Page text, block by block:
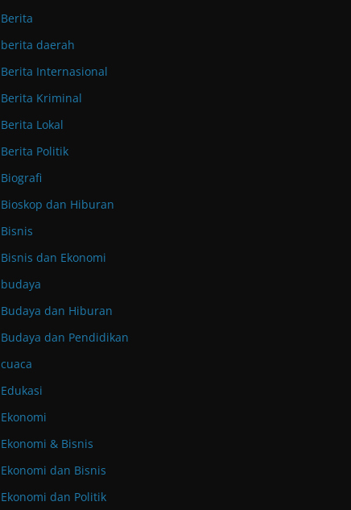
Berita
berita daerah
Berita Internasional
Berita Kriminal
Berita Lokal
Berita Politik
Biografi
Bioskop dan Hiburan
Bisnis
Bisnis dan Ekonomi
budaya
Budaya dan Hiburan
Budaya dan Pendidikan
cuaca
Edukasi
Ekonomi
Ekonomi & Bisnis
Ekonomi dan Bisnis
Ekonomi dan Politik